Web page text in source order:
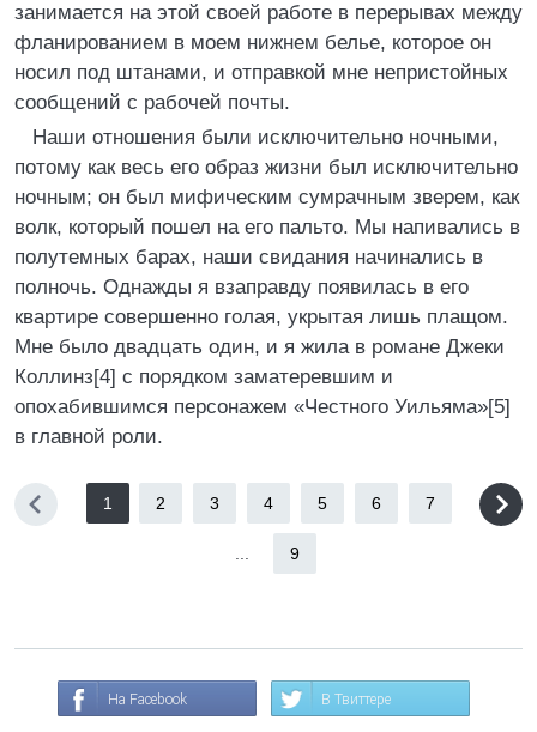
занимается на этой своей работе в перерывах между
фланированием в моем нижнем белье, которое он
носил под штанами, и отправкой мне непристойных
сообщений с рабочей почты.
Наши отношения были исключительно ночными,
потому как весь его образ жизни был исключительно
ночным; он был мифическим сумрачным зверем, как
волк, который пошел на его пальто. Мы напивались в
полутемных барах, наши свидания начинались в
полночь. Однажды я взаправду появилась в его
квартире совершенно голая, укрытая лишь плащом.
Мне было двадцать один, и я жила в романе Джеки
Коллинз[4] с порядком заматеревшим и
опохабившимся персонажем «Честного Уильяма»[5]
в главной роли.
1 2 3 4 5 6 7
9
На Facebook В Твиттере